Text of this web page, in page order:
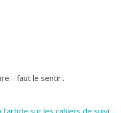
faut le sentir..
l’article sur les cahiers de suivi…